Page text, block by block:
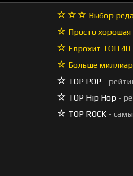
Выбор
Просто
Еврохит ТОП 40
Больше
TOP POP -
TOP Hip Hop -
TOP ROCK -